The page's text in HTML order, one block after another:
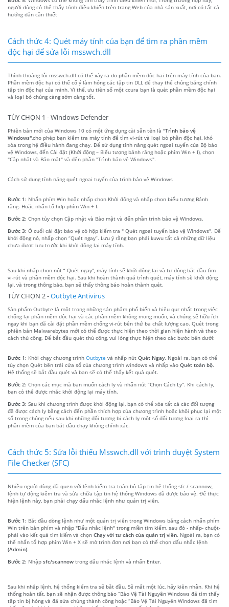
người dùng có thể thấy trình điều khiển trên trang Web của nhà sản xuất, nơi có tất cả
hướng dẫn cần thiết
Cách thức 4: Quét máy tính của bạn để tìm ra phần mềm
độc hại để sửa lỗi msswch.dll
Thỉnh thoảng lỗi msswch.dll có thể xảy ra do phần mềm độc hại trên máy tính của bạn.
Phần mềm độc hại có thể cố ý làm hỏng các tập tin DLL để thay thế chúng bằng chính
tập tin độc hại của mình. Vì thế, ưu tiên số một ccura bạn là quét phần mềm độc hại
và loại bỏ chúng càng sớm càng tốt.
TÙY CHỌN 1 - Windows Defender
Phiên bản mới của Windows 10 có một ứng dụng cài sẵn tên là "Trình bảo vệ
Windows",cho phép bạn kiểm tra máy tính để tìm vi-rút và loại bỏ phần độc hại, khó
xóa trong hệ điều hành đang chạy. Để sử dụng tính năng quét ngoại tuyến của Bộ bảo
vệ Windows, đến Cài đặt (Khởi động – Biểu tượng bánh răng hoặc phím Win + I), chọn
"Cập nhật và Bảo mật" và đến phần "Trình bảo vệ Windows".
Cách sử dụng tính năng quét ngoại tuyến của trình bảo vệ Windows
Bước 1: Nhấn phím Win hoặc nhấp chọn Khởi động và nhấp chọn biểu tượng Bánh
răng. Hoặc nhấn tổ hợp phím Win + I.
Bước 2: Chọn tùy chọn Cập nhật và Bảo mật và đến phần trình bảo vệ Windows.
Bước 3: Ở cuối cài đặt bảo vệ có hộp kiểm tra " Quét ngoại tuyến bảo vệ Windows". Để
khởi động nó, nhấp chọn “Quét ngay”. Lưu ý rằng bạn phải kuwu tất cả những dữ liệu
chưa được lưu trước khi khởi động lại máy tính.
Sau khi nhấp chọn nút “ Quét ngay”, máy tính sẽ khởi động lại và tự động bắt đầu tìm
vi-rút và phần mềm độc hại. Sau khi hoàn thành quá trình quét, máy tính sẽ khởi động
lại, và trong thông báo, bạn sẽ thấy thông báo hoàn thành quét.
TÙY CHỌN 2 -Outbyte Antivirus
Sản phẩm Outbyte là một trong những sản phẩm phổ biến và hiệu qur nhất trong việc
chống lại phần mềm độc hại và các phần mềm không mong muốn, và chúng sẽ hữu ích
ngay khi bạn đã cài đặt phần mềm chống vi-rút bên thứ ba chất lượng cao. Quét trong
phiên bản Malwarebytes mới có thể được thực hiện theo thời gian hiện hành và theo
cách thủ công. Để bắt đầu quét thủ công, vui lòng thực hiện theo các bước bên dưới:
Bước 1: Khởi chạy chương trình Outbyte và nhấp nút Quét Ngay. Ngoài ra, bạn có thể
tùy chọn Quét bên trái cửa sổ của chương trình windows và nhấp vào Quét toàn bộ.
Hệ thống sẽ bắt đầu quét và bạn sẽ có thể thấy kết quả quét.
Bước 2: Chọn các mục mà bạn muốn cách ly và nhấn nút “Chọn Cách Ly”. Khi cách ly,
bạn có thể được nhắc khởi động lại máy tính.
Bước 3: Sau khi chương trình được khởi động lại, bạn có thể xóa tất cả các đối tượng
đã được cách ly bằng cách đến phần thích hợp của chương trình hoặc khôi phục lại một
số trong chúng nếu sau khi những đối tượng bị cách ly một số đối tượng loại ra thì
phần mềm của bạn bắt đầu chạy không chính xác.
Cách thức 5: Sửa lỗi thiếu Msswch.dll với trình duyệt System
File Checker (SFC)
Nhiều người dùng đã quen với lệnh kiểm tra toàn bộ tập tin hệ thống sfc / scannow,
lệnh tự động kiểm tra và sửa chữa tập tin hệ thống Windows đã được bảo vệ. Để thực
hiện lệnh này, bạn phải chạy dấu nhắc lệnh như quản trị viên.
Bước 1: Bắt đầu dòng lệnh như một quản trị viên trong Windows bằng cách nhấn phím
Win trên bàn phím và nhập "Dấu nhắc lệnh" trong miền tìm kiếm, sau đó - nhấp- chuột-
phải vào kết quả tìm kiếm và chọn Chạy với tư cách của quản trị viên. Ngoài ra, bạn có
thể nhấn tổ hợp phím Win + X sẽ mở trình đơn nơi bạn có thể chọn dấu nhắc lệnh
(Admin).
Bước 2: Nhập sfc/scannow trong dấu nhắc lệnh và nhấn Enter.
Sau khi nhập lệnh, hệ thống kiểm tra sẽ bắt đầu. Sẽ mất một lúc, hãy kiên nhẫn. Khi hệ
thống hoàn tất, bạn sẽ nhận được thông báo “Bảo Vệ Tài Nguyên Windows đã tìm thấy
tập tin bị hỏng và đã sửa chúng thành công hoặc “Bảo Vệ Tài Nguyên Windows đã tìm